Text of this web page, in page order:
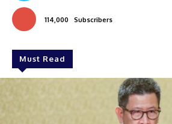
114,000 Subscribers
Must Read